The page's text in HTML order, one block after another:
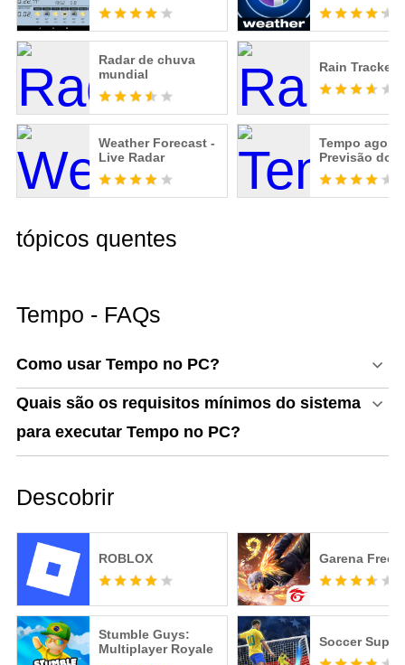
Radar de chuva
mundial
Rain Tracker
Weather Forecast -
Live Radar
Tempo agora
Previsão do
tópicos quentes
Tempo - FAQs
Como usar Tempo no PC?
Quais são os requisitos mínimos do sistema
para executar Tempo no PC?
Descobrir
ROBLOX Garena Free
Stumble Guys:
Multiplayer Royale
Soccer Super